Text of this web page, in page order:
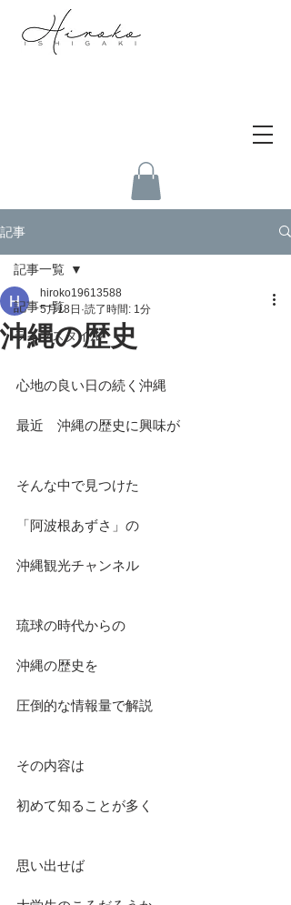
記事
記事一覧
ライフスタイル
記事一覧
沖縄の歴史
hiroko19613588
5月18日 読了時間: 1分
心地の良い日の続く沖縄
最近　沖縄の歴史に興味が
そんな中で見つけた
「阿波根あずさ」の
沖縄観光チャンネル
琉球の時代からの
沖縄の歴史を
圧倒的な情報量で解説
その内容は
初めて知ることが多く
思い出せば